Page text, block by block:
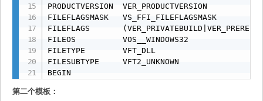
PRODUCTVERSION  VER_PRODUCTVERSION
FILEFLAGSMASK   VS_FFI_FILEFLAGSMASK
FILEFLAGS
FILEOS          VOS__WINDOWS32
FILETYPE        VFT_DLL
FILESUBTYPE     VFT2_UNKNOWN
BEGIN
    BEGIN
第二个模板：